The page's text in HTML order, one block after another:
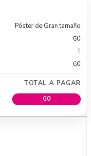
Póster de Gran tamaño
₲0
1
₲0
TOTAL A PAGAR
₲0